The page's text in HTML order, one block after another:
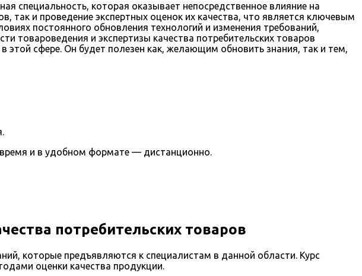
специальность, которая оказывает непосредственное влияние на
так и проведение экспертных оценок их качества, что является ключевым
постоянного обновления технологий и изменения требований,
товароведения и экспертизы качества потребительских товаров
этой сфере. Он будет полезен как, желающим обновить знания, так и тем,
и в удобном формате — дистанционно.
потребительских товаров
которые предъявляются к специалистам в данной области. Курс
оценки качества продукции.